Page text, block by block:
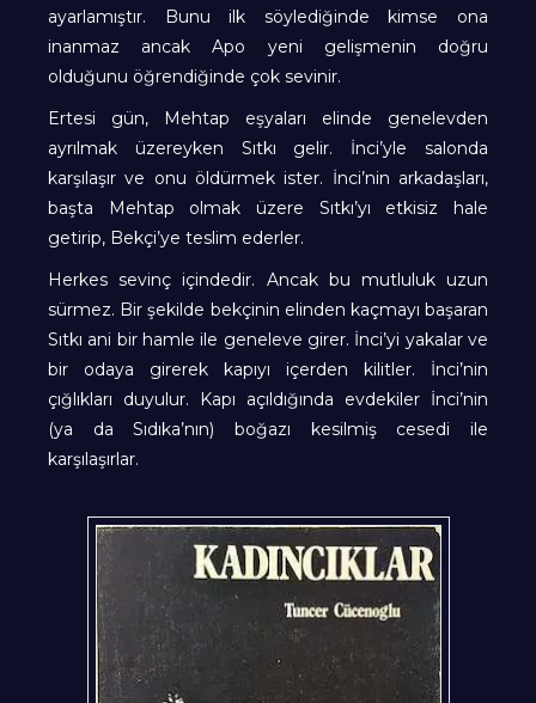
ayarlamıştır. Bunu ilk söylediğinde kimse ona
inanmaz ancak Apo yeni gelişmenin doğru
olduğunu öğrendiğinde çok sevinir.
Ertesi gün, Mehtap eşyaları elinde genelevden
ayrılmak üzereyken Sıtkı gelir. İnci’yle salonda
karşılaşır ve onu öldürmek ister. İnci’nin arkadaşları,
başta Mehtap olmak üzere Sıtkı’yı etkisiz hale
getirip, Bekçi’ye teslim ederler.
Herkes sevinç içindedir. Ancak bu mutluluk uzun
sürmez. Bir şekilde bekçinin elinden kaçmayı başaran
Sıtkı ani bir hamle ile geneleve girer. İnci’yi yakalar ve
bir odaya girerek kapıyı içerden kilitler. İnci’nin
çığlıkları duyulur. Kapı açıldığında evdekiler İnci’nin
(ya da Sıdıka’nın) boğazı kesilmiş cesedi ile
karşılaşırlar.